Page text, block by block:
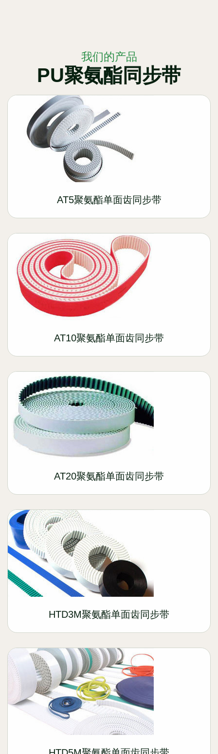
我们的产品
PU聚氨酯同步带
AT5聚氨酯单面齿同步带
AT10聚氨酯单面齿同步带
AT20聚氨酯单面齿同步带
HTD3M聚氨酯单面齿同步带